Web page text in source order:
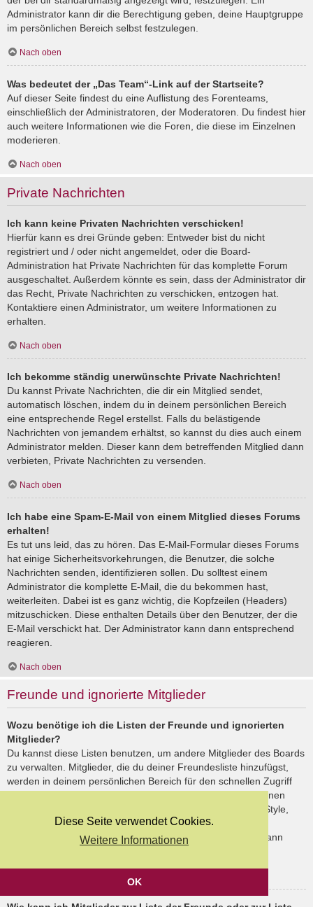
Diese Seite verwendet Cookies.
Weitere Informationen
OK
Administrator kann dir die Berechtigung geben, deine Hauptgruppe
im persönlichen Bereich selbst festzulegen.
Nach oben
Was bedeutet der „Das Team“-Link auf der Startseite?
Auf dieser Seite findest du eine Auflistung des Forenteams,
einschließlich der Administratoren, der Moderatoren. Du findest hier
auch weitere Informationen wie die Foren, die diese im Einzelnen
moderieren.
Nach oben
Private Nachrichten
Ich kann keine Privaten Nachrichten verschicken!
Hierfür kann es drei Gründe geben: Entweder bist du nicht
registriert und / oder nicht angemeldet, oder die Board-
Administration hat Private Nachrichten für das komplette Forum
ausgeschaltet. Außerdem könnte es sein, dass der Administrator dir
das Recht, Private Nachrichten zu verschicken, entzogen hat.
Kontaktiere einen Administrator, um weitere Informationen zu
erhalten.
Nach oben
Ich bekomme ständig unerwünschte Private Nachrichten!
Du kannst Private Nachrichten, die dir ein Mitglied sendet,
automatisch löschen, indem du in deinem persönlichen Bereich
eine entsprechende Regel erstellst. Falls du belästigende
Nachrichten von jemandem erhältst, so kannst du dies auch einem
Administrator melden. Dieser kann dem betreffenden Mitglied dann
verbieten, Private Nachrichten zu versenden.
Nach oben
Ich habe eine Spam-E-Mail von einem Mitglied dieses Forums
erhalten!
Es tut uns leid, das zu hören. Das E-Mail-Formular dieses Forums
hat einige Sicherheitsvorkehrungen, die Benutzer, die solche
Nachrichten senden, identifizieren sollen. Du solltest einem
Administrator die komplette E-Mail, die du bekommen hast,
weiterleiten. Dabei ist es ganz wichtig, die Kopfzeilen (Headers)
mitzuschicken. Diese enthalten Details über den Benutzer, der die
E-Mail verschickt hat. Der Administrator kann dann entsprechend
reagieren.
Nach oben
Freunde und ignorierte Mitglieder
Wozu benötige ich die Listen der Freunde und ignorierten
Mitglieder?
Du kannst diese Listen benutzen, um andere Mitglieder des Boards
zu verwalten. Mitglieder, die du deiner Freundesliste hinzufügst,
werden in deinem persönlichen Bereich für den schnellen Zugriff
aufgelistet. Du siehst dort deren Onlinestatus und kannst ihnen
schnell eine Private Nachricht senden. Abhängig von dem Style,
den du verwendest, können Beiträge deiner Freunde auch
hervorgehoben sein. Wenn du einen Benutzer ignorierst, dann